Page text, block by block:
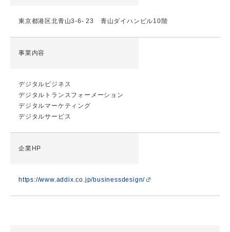
東京都港区北青山3-6- 23 青山ダイハンビル10階
事業内容
デジタルビジネス
デジタルトランスフォーメーション
デジタルマーケティング
デジタルサービス
企業HP
https://www.addix.co.jp/businessdesign/